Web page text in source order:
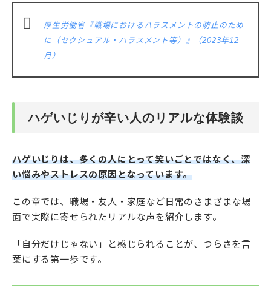
厚生労働省『職場におけるハラスメントの防止のため
に（セクシュアル・ハラスメント等）』（2023年12
月）
ハゲいじりが辛い人のリアルな体験談
ハゲいじりは、多くの人にとって笑いごとではなく、深
い悩みやストレスの原因となっています。
この章では、職場・友人・家庭など日常のさまざまな場
面で実際に寄せられたリアルな声を紹介します。
「自分だけじゃない」と感じられることが、つらさを言
葉にする第一歩です。